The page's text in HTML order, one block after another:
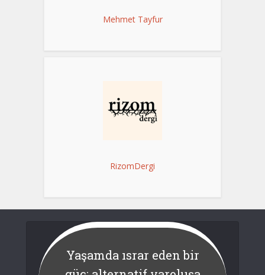
Mehmet Tayfur
RizomDergi
Yaşamda ısrar eden bir